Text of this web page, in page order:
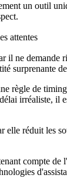
un outil
attentes
il ne
surprenante de
règle de
irréaliste, il
réduit les
compte de